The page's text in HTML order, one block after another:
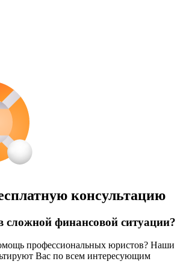
консультацию
сложной финансовой ситуации?
профессиональных юристов? Наши
Вас по всем интересующим